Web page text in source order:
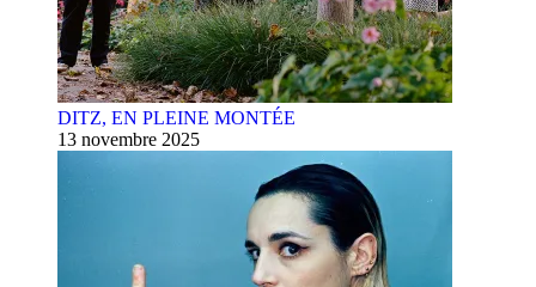
DITZ, EN PLEINE MONTÉE
13 novembre 2025